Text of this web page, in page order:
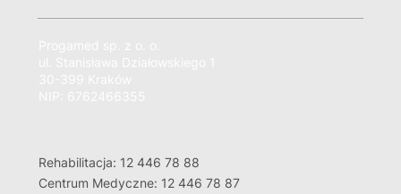
Rehabilitacja: 12 446 78 88
Centrum Medyczne: 12 446 78 87